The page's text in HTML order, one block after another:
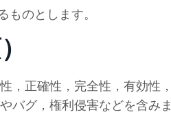
のとします。
，正確性，完全性，有効性，
バグ，権利侵害などを含みま